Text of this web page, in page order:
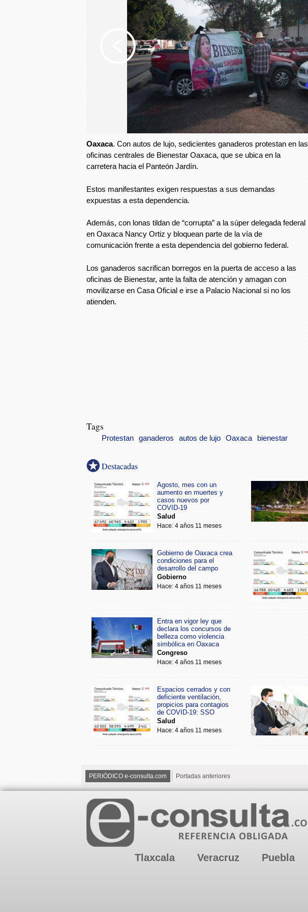
Oaxaca. Con autos de lujo, sedicientes ganaderos protestan en las
oficinas centrales de Bienestar Oaxaca, que se ubica en la
carretera hacia el Panteón Jardín.
Estos manifestantes exigen respuestas a sus demandas
expuestas a esta dependencia.
Además, con lonas tildan de “corrupta” a la súper delegada federal
en Oaxaca Nancy Ortiz y bloquean parte de la vía de
comunicación frente a esta dependencia del gobierno federal.
Los ganaderos sacrifican borregos en la puerta de acceso a las
oficinas de Bienestar, ante la falta de atención y amagan con
movilizarse en Casa Oficial e irse a Palacio Nacional si no los
atienden.
Tags
Protestan ganaderos autos de lujo Oaxaca bienestar
Destacadas
Agosto, mes con un
aumento en muertes y
casos nuevos por
COVID-19
Salud
Hace: 4 años 11 meses
Gobierno de Oaxaca crea
condiciones para el
desarrollo del campo
Gobierno
Hace: 4 años 11 meses
Entra en vigor ley que
declara los concursos de
belleza como violencia
simbólica en Oaxaca
Congreso
Hace: 4 años 11 meses
Espacios cerrados y con
deficiente ventilación,
propicios para contagios
de COVID-19: SSO
Salud
Hace: 4 años 11 meses
PERIÓDICO e-consulta.com Portadas anteriores
Tlaxcala Veracruz Puebla